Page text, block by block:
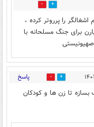
2
را پرروتر کرده ،
برای جنگ مسلحانه با
3 پاسخ
تا زن ها و کودکان